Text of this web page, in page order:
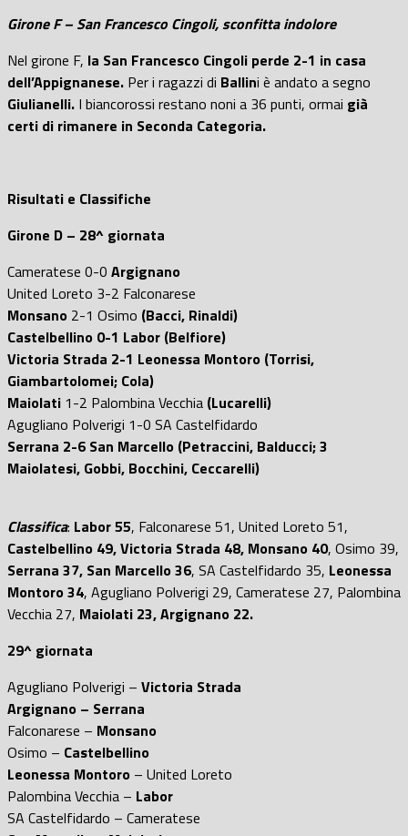
Girone F – San Francesco Cingoli, sconfitta indolore
Nel girone F, la San Francesco Cingoli perde 2-1 in casa
dell’Appignanese. Per i ragazzi di Ballini è andato a segno
Giulianelli. I biancorossi restano noni a 36 punti, ormai già
certi di rimanere in Seconda Categoria.
Risultati e Classifiche
Girone D – 28^ giornata
Cameratese 0-0 Argignano
United Loreto 3-2 Falconarese
Monsano 2-1 Osimo (Bacci, Rinaldi)
Castelbellino 0-1 Labor (Belfiore)
Victoria Strada 2-1 Leonessa Montoro (Torrisi,
Giambartolomei; Cola)
Maiolati 1-2 Palombina Vecchia (Lucarelli)
Agugliano Polverigi 1-0 SA Castelfidardo
Serrana 2-6 San Marcello (Petraccini, Balducci; 3
Maiolatesi, Gobbi, Bocchini, Ceccarelli)
Classifica: Labor 55, Falconarese 51, United Loreto 51,
Castelbellino 49, Victoria Strada 48, Monsano 40, Osimo 39,
Serrana 37, San Marcello 36, SA Castelfidardo 35, Leonessa
Montoro 34, Agugliano Polverigi 29, Cameratese 27, Palombina
Vecchia 27, Maiolati 23, Argignano 22.
29^ giornata
Agugliano Polverigi – Victoria Strada
Argignano – Serrana
Falconarese – Monsano
Osimo – Castelbellino
Leonessa Montoro – United Loreto
Palombina Vecchia – Labor
SA Castelfidardo – Cameratese